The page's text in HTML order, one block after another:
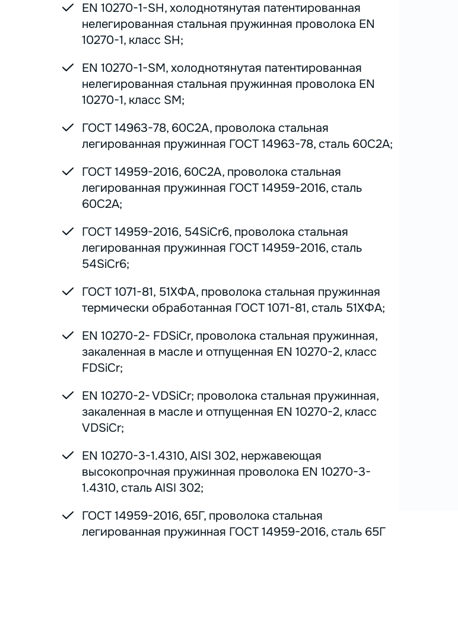
EN 10270-1-SH, холоднотянутая патентированная
нелегированная стальная пружинная проволока EN
10270-1, класс SH;
EN 10270-1-SM, холоднотянутая патентированная
нелегированная стальная пружинная проволока EN
10270-1, класс SM;
ГОСТ 14963-78, 60С2А, проволока стальная
легированная пружинная ГОСТ 14963-78, сталь 60С2А;
ГОСТ 14959-2016, 60С2А, проволока стальная
легированная пружинная ГОСТ 14959-2016, сталь
60С2А;
ГОСТ 14959-2016, 54SiCr6, проволока стальная
легированная пружинная ГОСТ 14959-2016, сталь
54SiCr6;
ГОСТ 1071-81, 51ХФА, проволока стальная пружинная
термически обработанная ГОСТ 1071-81, сталь 51ХФА;
EN 10270-2- FDSiCr, проволока стальная пружинная,
закаленная в масле и отпущенная EN 10270-2, класс
FDSiCr;
EN 10270-2- VDSiCr; проволока стальная пружинная,
закаленная в масле и отпущенная EN 10270-2, класс
VDSiCr;
EN 10270-3-1.4310, AISI 302, нержавеющая
высокопрочная пружинная проволока EN 10270-3-
1.4310, сталь AISI 302;
ГОСТ 14959-2016, 65Г, проволока стальная
легированная пружинная ГОСТ 14959-2016, сталь 65Г